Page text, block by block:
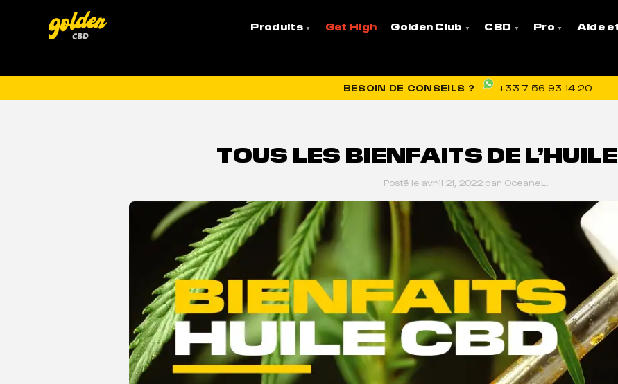
Accueil»
Produits Get High Golden Club CBD Pro Aide
LIVRAISON OFFERTE EN FRANCE
BESOIN DE CONSEILS ? +33 7 56 93 14 20
TOUS LES BIENFAITS DE
Posté le avril 21, 2022 par OceaneL.